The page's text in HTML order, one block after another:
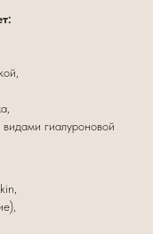
гиалуроновой